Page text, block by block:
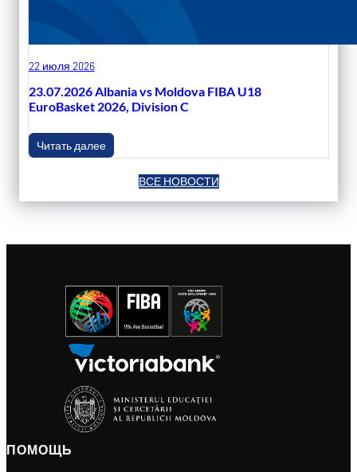
22 июля 2026
23.07.2026 Albania vs Moldova FIBA U18
EuroBasket 2026, Division C
Читать далее
ВСЕ НОВОСТИ
ПОМОЩЬ